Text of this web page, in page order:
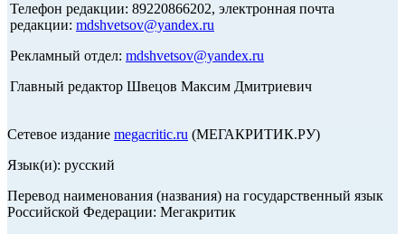
Телефон редакции: 89220866202, электронная почта
редакции: mdshvetsov@yandex.ru
Рекламный отдел: mdshvetsov@yandex.ru
Главный редактор Швецов Максим Дмитриевич
Сетевое издание megacritic.ru (МЕГАКРИТИК.РУ)
Язык(и): русский
Перевод наименования (названия) на государственный язык
Российской Федерации: Мегакритик